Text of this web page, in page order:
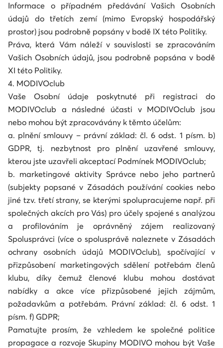
Informace o případném předávání Vašich Osobních
údajů do třetích zemí (mimo Evropský hospodářský
prostor) jsou podrobně popsány v bodě IX této Politiky.
Práva, která Vám náleží v souvislosti se zpracováním
Vašich Osobních údajů, jsou podrobně popsána v bodě
XI této Politiky.
4. MODIVOclub
Vaše Osobní údaje poskytnuté při registraci do
MODIVOclub a následné účasti v MODIVOclub jsou
nebo mohou být zpracovávány k těmto účelům:
a. plnění smlouvy – právní základ: čl. 6 odst. 1 písm. b)
GDPR, tj. nezbytnost pro plnění uzavřené smlouvy,
kterou jste uzavřeli akceptací Podmínek MODIVOclub;
b. marketingové aktivity Správce nebo jeho partnerů
(subjekty popsané v Zásadách používání cookies nebo
jiné tzv. třetí strany, se kterými spolupracujeme např. při
společných akcích pro Vás) pro účely spojené s analýzou
a profilováním je oprávněný zájem realizovaný
Spolusprávci (více o spolusprávě naleznete v Zásadách
ochrany osobních údajů MODIVOclub), spočívající v
přizpůsobení marketingových sdělení potřebám členů
klubu, díky čemuž členové klubu mohou dostávat
nabídky a akce více přizpůsobené jejich zájmům,
požadavkům a potřebám. Právní základ: čl. 6 odst. 1
písm. f) GDPR;
Pamatujte prosím, že vzhledem ke společné politice
propagace a rozvoje Skupiny MODIVO mohou být Vaše